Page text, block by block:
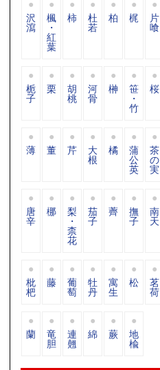
沢
瀉
楓
・
紅
葉
柿 杜
若
柏 梶 片
喰
栀
子
栗 胡
桃
河
骨
榊 笹
・
竹
桜
薄 董 芹 大
根
橘 蒲
公
英
茶
の
実
唐
辛
梛 梨
・
柰
花
茄
子
薺 撫
子
南
天
枇
杷
藤 葡
萄
牡
丹
寓
生
松 茗
荷
蘭 竜
胆
連
翹
綿 蕨 地
楡